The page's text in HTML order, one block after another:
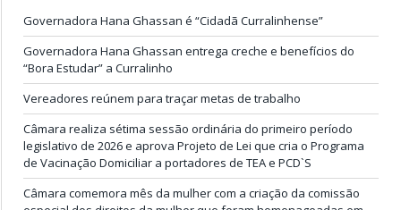
Governadora Hana Ghassan é “Cidadã Curralinhense”
Governadora Hana Ghassan entrega creche e benefícios do
“Bora Estudar” a Curralinho
Vereadores reúnem para traçar metas de trabalho
Câmara realiza sétima sessão ordinária do primeiro período
legislativo de 2026 e aprova Projeto de Lei que cria o Programa
de Vacinação Domiciliar a portadores de TEA e PCD`S
Câmara comemora mês da mulher com a criação da comissão